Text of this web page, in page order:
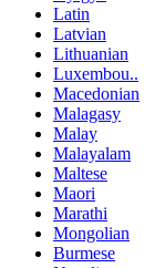
Latin
Latvian
Lithuanian
Luxembou..
Macedonian
Malagasy
Malay
Malayalam
Maltese
Maori
Marathi
Mongolian
Burmese